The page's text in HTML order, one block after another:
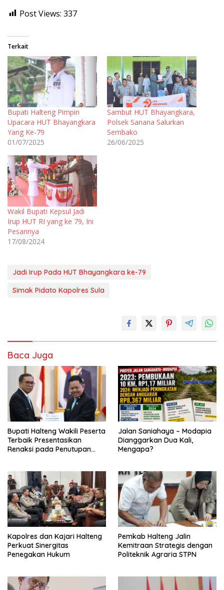
Post Views: 337
Terkait
Bupati Halteng Pimpin
Upacara HUT Bhayangkara
Yang Ke-79
01/07/2025
Sambut HUT Bhayangkara,
Polsek Sanana Salurkan
Sembako
26/06/2025
Wakil Bupati Kepsul Jadi
Irup HUT RI yang ke 79, Ini
Pesannya
17/08/2024
Jadi Irup Pada HUT Bhayangkara ke-79
Simak Pidato Kapolres Sula
Baca Juga
Bupati Halteng Wakili Peserta
Terbaik Presentasikan
Renaksi pada Penutupan
Jalan Saniahaya – Modapia
Dianggarkan Dua Kali,
Mengapa?
Kapolres dan Kajari Halteng
Perkuat Sinergitas
Penegakan Hukum
Pemkab Halteng Jalin
Kemitraan Strategis dengan
Politeknik Agraria STPN